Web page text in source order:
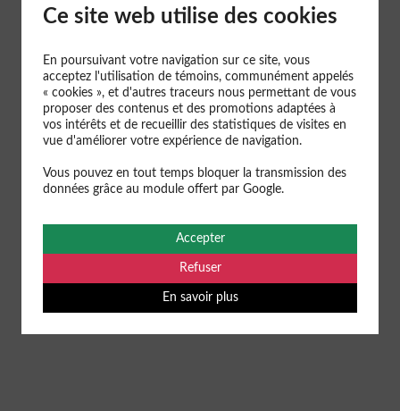
NOUS SOMMES UN GUICHET
UNIQUE
POUR VOS PRÉPARATIONS ET
GESTIONS POSTALES
DEMANDEZ UNE SOUMISSION
Ce site web utilise des cookies
En poursuivant votre navigation sur ce site, vous
acceptez l'utilisation de témoins, communément appelés
« cookies », et d'autres traceurs nous permettant de vous
proposer des contenus et des promotions adaptées à
vos intérêts et de recueillir des statistiques de visites en
vue d'améliorer votre expérience de navigation.
Vous pouvez en tout temps bloquer la transmission des
données grâce au module offert par Google.
Accepter
Refuser
En savoir plus